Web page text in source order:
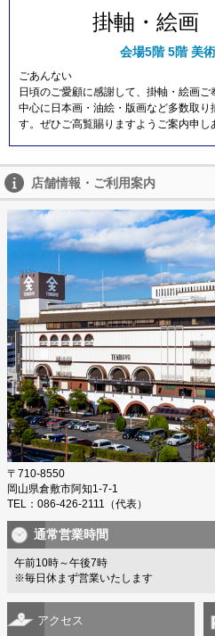
掛軸・絵画
会場5階 5階 美
ごあんない
日頃のご愛顧に感謝して、掛軸・絵画
中心に日本画・油絵・版画など多数取り
す。ぜひご高覧賜りますようご案内申し
店舗情報・ご利用案内
〒710-8550
岡山県倉敷市阿知1-7-1
TEL：086-426-2111（代表）
通常営業時間
午前10時～午後7時
※毎日休まず営業いたします
アクセス